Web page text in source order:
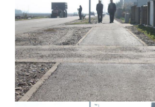
ДОДАТАК ЗА ДЕМОБИЛИСАНЕ
ВОЈСКЕ РЕПУБЛИКЕ СРПСКЕ У
СОЦИЈАЛНЕ ПОТРЕБЕ
Обрасци захтјева за
гориво доступни од 13. марта
новембра
Захтјев за издавање